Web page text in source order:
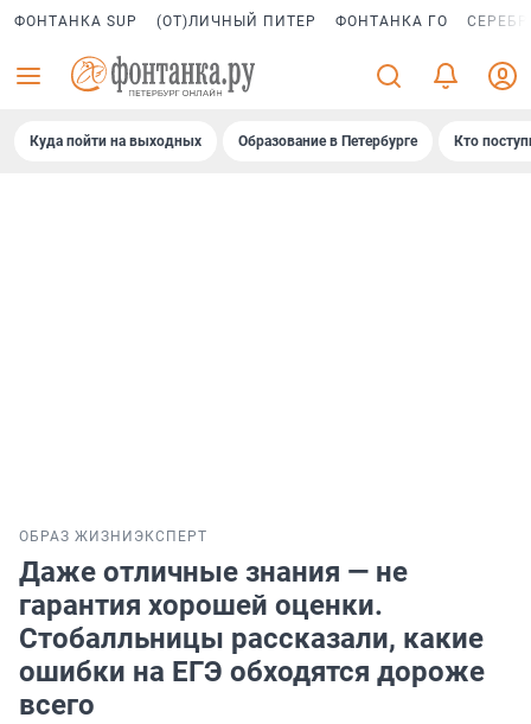
ФОНТАНКА SUP (ОТ)ЛИЧНЫЙ ПИТЕР ФОНТАНКА ГО
Куда пойти на выходных Образование в Петербурге Кто
ОБРАЗ ЖИЗНИ ЭКСПЕРТ
Даже отличные знания — не
гарантия хорошей оценки.
Стобалльницы рассказали, какие
ошибки на ЕГЭ обходятся дороже
всего